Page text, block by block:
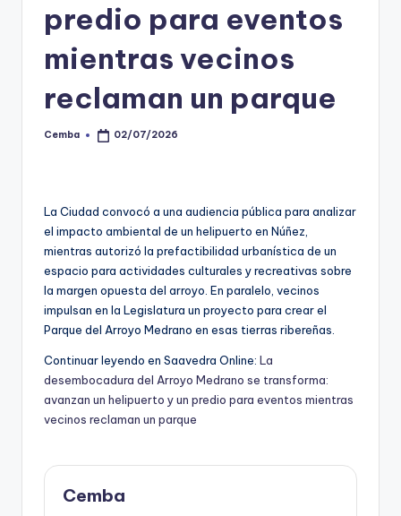
predio para eventos
mientras vecinos
reclaman un parque
Posted
Cemba 02/07/2026
La Ciudad convocó a una audiencia pública para analizar
el impacto ambiental de un helipuerto en Núñez,
mientras autorizó la prefactibilidad urbanística de un
espacio para actividades culturales y recreativas sobre
la margen opuesta del arroyo. En paralelo, vecinos
impulsan en la Legislatura un proyecto para crear el
Parque del Arroyo Medrano en esas tierras ribereñas.
Continuar leyendo en Saavedra Online: La
desembocadura del Arroyo Medrano se transforma:
avanzan un helipuerto y un predio para eventos mientras
vecinos reclaman un parque
Cemba